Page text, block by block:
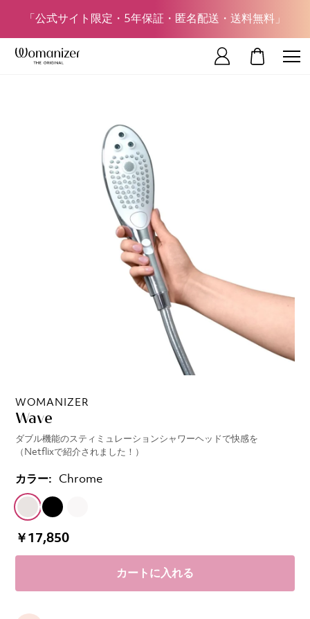
「公式サイト限定・5年保証・匿名配送・送料無料」
WOMANIZER
Wave
ダブル機能のスティミュレーションシャワーヘッドで快感を
（Netflixで紹介されました！）
カラー: Chrome
￥17,850
カートに入れる